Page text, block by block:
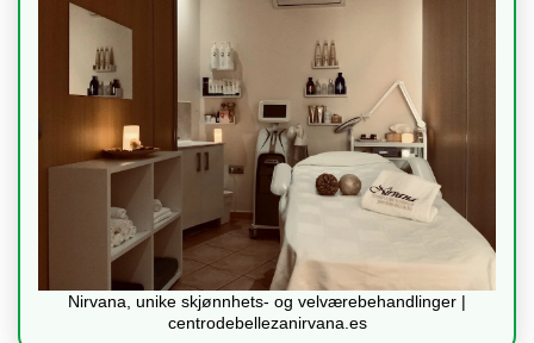
Nirvana, unike skjønnhets- og velværebehandlinger |
centrodebellezanirvana.es